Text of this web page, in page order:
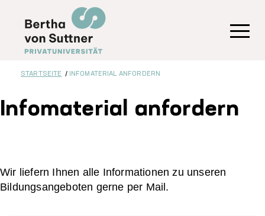
Inhalt
STARTSEITE INFOMATERIAL ANFORDERN
Infomaterial anfordern
Wir liefern Ihnen alle Informationen zu unseren
Bildungsangeboten gerne per Mail.